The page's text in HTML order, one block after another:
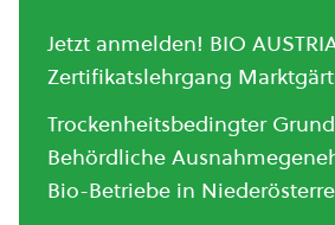
Jetzt anmelden! BIO
Zertifikatslehrgang
Trockenheitsbedingter
Behördliche
Bio-Betriebe in